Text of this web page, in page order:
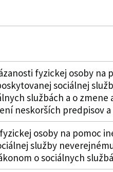
fyzickej osoby na
sociálnej
službách a o
neskorších predpisov
osoby na pomoc
služby
o sociálnych